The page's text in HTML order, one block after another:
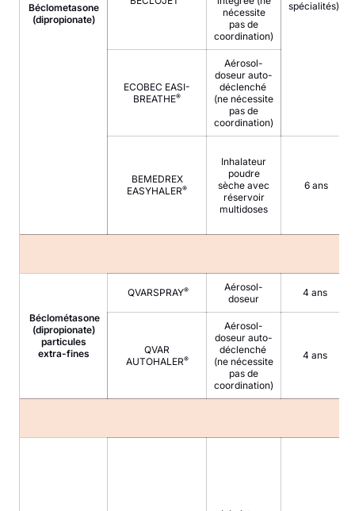
Béclometasone
(dipropionate)
spécialités)
nécessite
pas de
coordination)
ECOBEC EASI-
BREATHE®
Aérosol-
doseur auto-
déclenché
(ne nécessite
pas de
coordination)
BEMEDREX
EASYHALER®
Inhalateur
poudre
sèche avec
réservoir
multidoses
6 ans
Béclométasone
(dipropionate)
particules
extra-fines
QVARSPRAY®
Aérosol-
doseur
4 ans
QVAR
AUTOHALER®
Aérosol-
doseur auto-
déclenché
(ne nécessite
pas de
coordination)
4 ans